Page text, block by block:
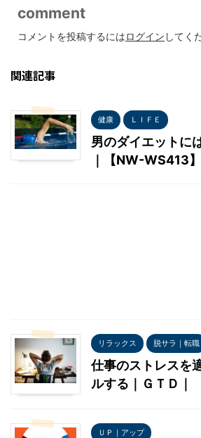
comment
コメントを投稿するにはログイン してく
関連記事
健康 ＬＩＦＥ
男のダイエットに
｜【NW-WS413
リラックス 脱サラ｜転職
仕事のストレスを
ルする｜ＧＴＤ｜
ＵＰ｜アップ